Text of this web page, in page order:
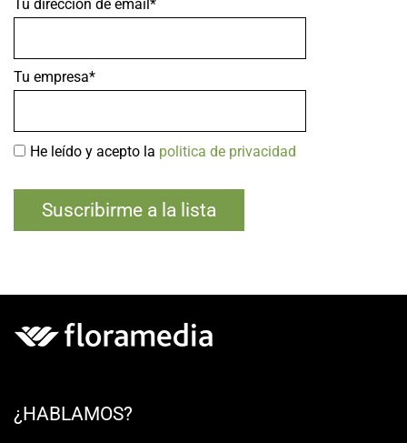
Tu dirección de email*
Tu empresa*
He leído y acepto la politica de privacidad
¿HABLAMOS?